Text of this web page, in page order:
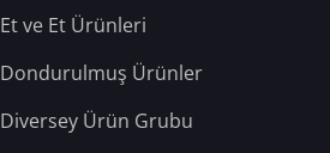
Et ve Et Ürünleri
Dondurulmuş Ürünler
Diversey Ürün Grubu